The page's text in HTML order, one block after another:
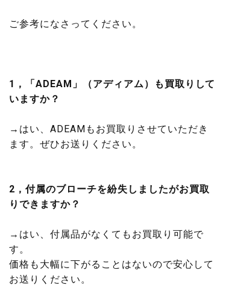
ご参考になさってください。
1，「ADEAM」（アディアム）も買取りして
いますか？
→はい、ADEAMもお買取りさせていただき
ます。ぜひお送りください。
2，付属のブローチを紛失しましたがお買取
りできますか？
→はい、付属品がなくてもお買取り可能で
す。
価格も大幅に下がることはないので安心して
お送りください。